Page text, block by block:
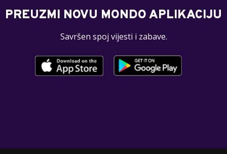
PREUZMI NOVU MONDO APLIKACIJU
Savršen spoj vijesti i zabave.